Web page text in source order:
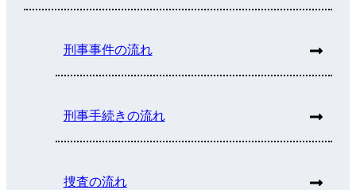
刑事事件の流れ
刑事手続きの流れ
捜査の流れ